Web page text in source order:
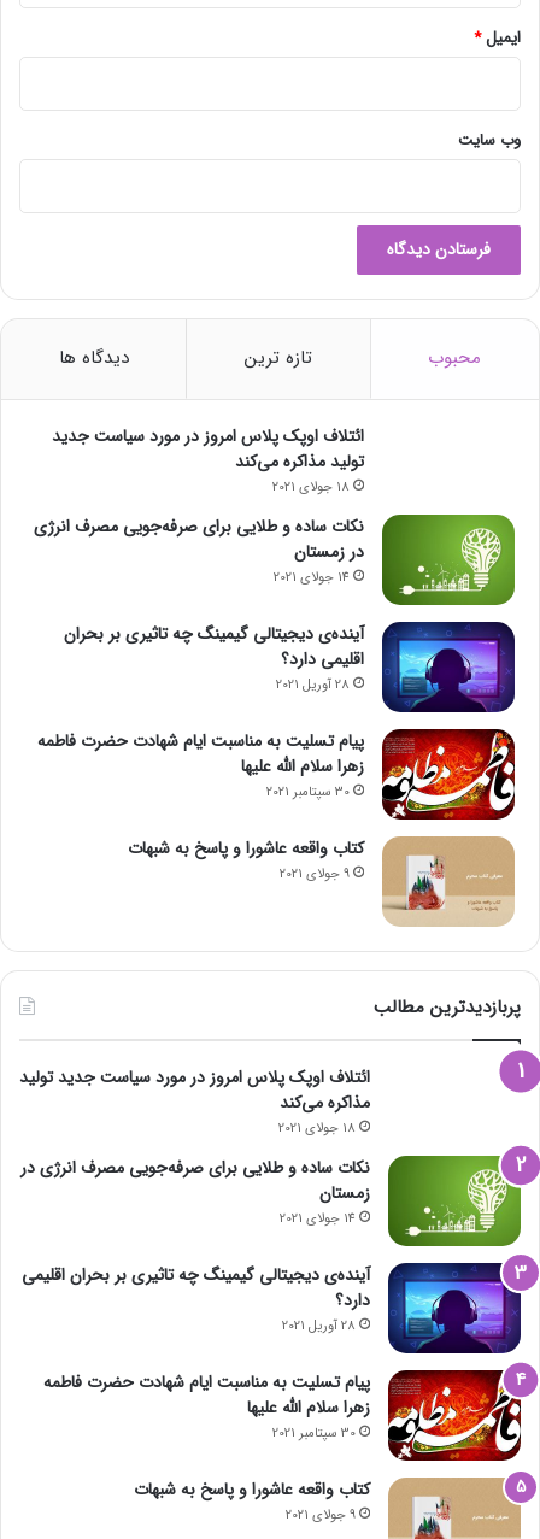
ایمیل*
وب‌ سایت
محبوب تازه ترین دیدگاه ها
ائتلاف اوپک پلاس امروز در مورد سیاست جدید
تولید مذاکره می‌کند
18 جولای 2021
نکات ساده و طلایی برای صرفه‌جویی مصرف انرژی
در زمستان
14 جولای 2021
آینده‌ی دیجیتالی گیمینگ چه تاثیری بر بحران
اقلیمی دارد؟
28 آوریل 2021
پیام تسلیت به مناسبت ایام شهادت حضرت فاطمه
زهرا سلام الله علیها
30 سپتامبر 2021
کتاب واقعه عاشورا و پاسخ به شبهات
9 جولای 2021
پربازدیدترین مطالب
ائتلاف اوپک پلاس امروز در مورد سیاست جدید تولید
مذاکره می‌کند
18 جولای 2021
نکات ساده و طلایی برای صرفه‌جویی مصرف انرژی در
زمستان
14 جولای 2021
آینده‌ی دیجیتالی گیمینگ چه تاثیری بر بحران اقلیمی
دارد؟
28 آوریل 2021
پیام تسلیت به مناسبت ایام شهادت حضرت فاطمه
زهرا سلام الله علیها
30 سپتامبر 2021
کتاب واقعه عاشورا و پاسخ به شبهات
9 جولای 2021